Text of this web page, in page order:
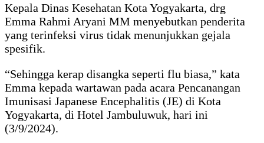
Kepala Dinas Kesehatan Kota Yogyakarta, drg
Emma Rahmi Aryani MM menyebutkan penderita
yang terinfeksi virus tidak menunjukkan gejala
spesifik.
“Sehingga kerap disangka seperti flu biasa,” kata
Emma kepada wartawan pada acara Pencanangan
Imunisasi Japanese Encephalitis (JE) di Kota
Yogyakarta, di Hotel Jambuluwuk, hari ini
(3/9/2024).